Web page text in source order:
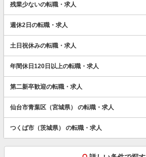
残業少ないの転職・求人
週休2日の転職・求人
土日祝休みの転職・求人
年間休日120日以上の転職・求人
第二新卒歓迎の転職・求人
仙台市青葉区（宮城県） の転職・求人
つくば市（茨城県） の転職・求人